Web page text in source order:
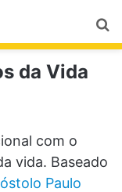
da Vida
com o
vida. Baseado
Paulo